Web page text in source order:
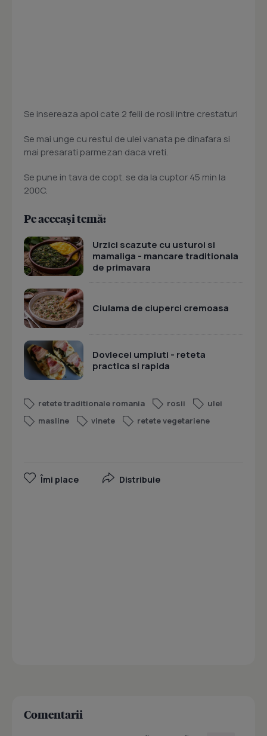
Se insereaza apoi cate 2 felii de rosii intre crestaturi
Se mai unge cu restul de ulei vanata pe dinafara si
mai presarati parmezan daca vreti.
Se pune in tava de copt. se da la cuptor 45 min la
200C.
Pe aceeași temă:
Urzici scazute cu usturoi si
mamaliga - mancare traditionala
de primavara
Ciulama de ciuperci cremoasa
Dovlecei umpluti - reteta
practica si rapida
retete traditionale romania rosii
ulei
masline
vinete retete vegetariene
Îmi place Distribuie
Comentarii